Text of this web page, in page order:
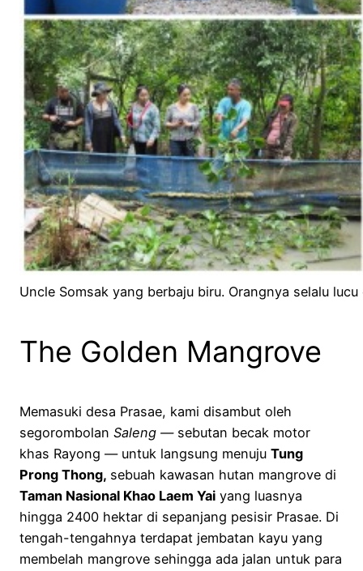
Uncle Somsak yang berbaju biru. Orangnya selalu lucu
The Golden Mangrove
Memasuki desa Prasae, kami disambut oleh
segorombolan Saleng — sebutan becak motor
khas Rayong — untuk langsung menuju Tung
Prong Thong, sebuah kawasan hutan mangrove di
Taman Nasional Khao Laem Yai yang luasnya
hingga 2400 hektar di sepanjang pesisir Prasae. Di
tengah-tengahnya terdapat jembatan kayu yang
membelah mangrove sehingga ada jalan untuk para